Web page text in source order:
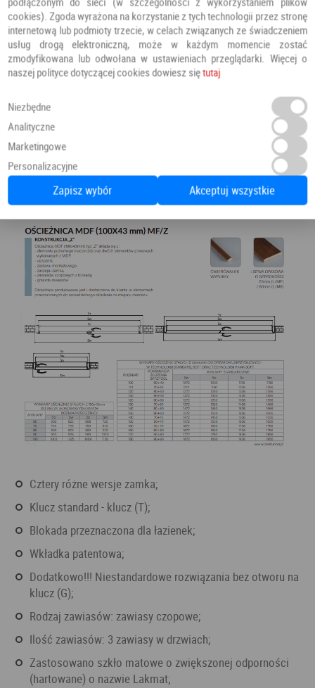
Cztery różne wersje zamka;
Klucz standard - klucz (T);
Blokada przeznaczona dla łazienek;
Wkładka patentowa;
Dodatkowo!!! Niestandardowe rozwiązania bez otworu na
klucz (G);
Rodzaj zawiasów: zawiasy czopowe;
Ilość zawiasów: 3 zawiasy w drzwiach;
zastosowano szkło matowe o zwiększonej odporności
(hartowane) o nazwie Lakmat;
cookies). Zgoda wyrażona na korzystanie z tych technologii przez stronę
internetową lub podmioty trzecie, w celach związanych ze świadczeniem
usług drogą elektroniczną, może w każdym momencie zostać
zmodyfikowana lub odwołana w ustawieniach przeglądarki. Więcej o
naszej polityce dotyczącej cookies dowiesz siętutaj
Niezbędne
Analityczne
Marketingowe
Personalizacyjne
Zapisz wybór Akceptuj wszystkie